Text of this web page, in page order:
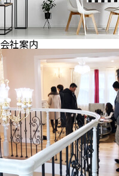
会社案内